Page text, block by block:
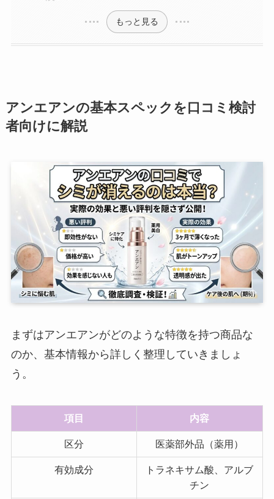
もっと見る
アンエアンの基本スペックを口コミ検討
者向けに解説
まずはアンエアンがどのような特徴を持つ商品な
のか、基本情報から詳しく整理していきましょ
う。
項目 内容
区分 医薬部外品（薬用）
有効成分
トラネキサム酸、アルブ
チン